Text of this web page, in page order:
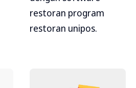
restoran program
restoran unipos.